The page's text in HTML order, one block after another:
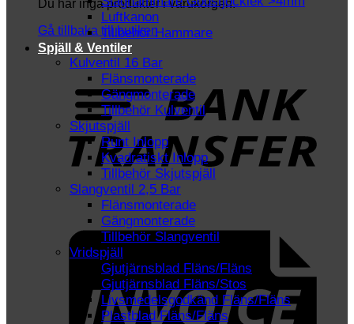
Du har inga produkter i varukorgen.
Gå tillbaka till butiken
Luftkanon
Tillbehör Hammare
Spjäll & Ventiler
Kulventil 16 Bar
Flänsmonterade
Gängmonterade
Tillbehör Kulventil
Skjutspjäll
Runt Inlopp
Kvadratiskt Inlopp
Tillbehör Skjutspjäll
Slangventil 2,5 Bar
Flänsmonterade
Gängmonterade
Tillbehör Slangventil
Vridspjäll
Gjutjärnsblad Fläns/Fläns
Gjutjärnsblad Fläns/Stos
Livsmedelsgodkänd Fläns/Fläns
Plastblad Fläns/Fläns